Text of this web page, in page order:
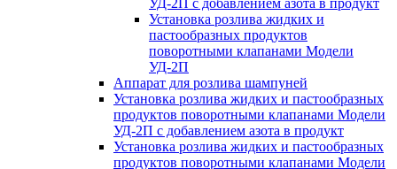
Установка розлива жидких и
пастообразных продуктов
поворотными клапанами Модели
УД-2П
Аппарат для розлива шампуней
Установка розлива жидких и пастообразных
продуктов поворотными клапанами Модели
УД-2П с добавлением азота в продукт
Установка розлива жидких и пастообразных
продуктов поворотными клапанами Модели